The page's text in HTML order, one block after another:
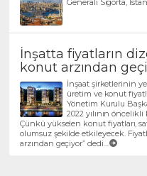
Generali Sigorta,
İnşatta fiyatların
konut arzından
İnşaat şirketlerinin
üretim ve konut
Yönetim Kurulu
2022 yılının
Çünkü yükselen konut fiyatları,
olumsuz şekilde etkileyecek.
arzından geçiyor” dedi....